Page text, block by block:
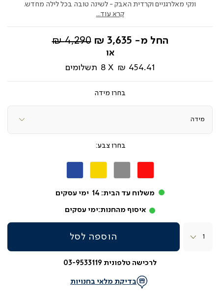
ונקי מאלרגניים וקרדית האבק - לשינה טובה בכל לילה מחדש.
קרא עוד...
החל מ- 3,635 ₪
מחיר
4,290 ₪
454.41 ₪
8 תשלומים
מידה
צבע
משלוח עד הבית: 14 ימי עסקים
איסוף מהחנות:ימי עסקים
הוספה לסל
לרכישה טלפונית 03-9533119
בדיקת מלאי בחנויות